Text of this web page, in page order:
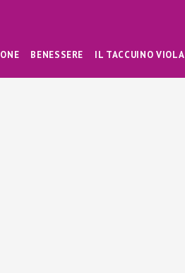
BENESSERE IL TACCUINO VIOLA